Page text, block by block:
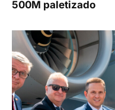
500M paletizado